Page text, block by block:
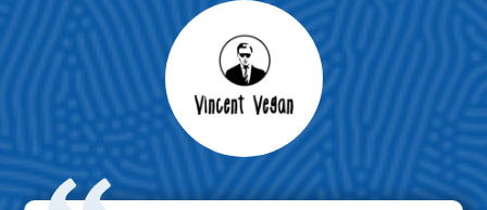
Max Mustermann
Unternehmen AG